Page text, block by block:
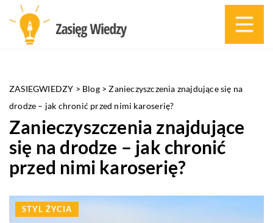
ZASIEGWIEDZY > Blog>Zanieczyszczenia znajdujące się na
drodze – jak chronić przed nimi karoserię?
Zanieczyszczenia znajdujące
się na drodze – jak chronić
przed nimi karoserię?
STYL ŻYCIA